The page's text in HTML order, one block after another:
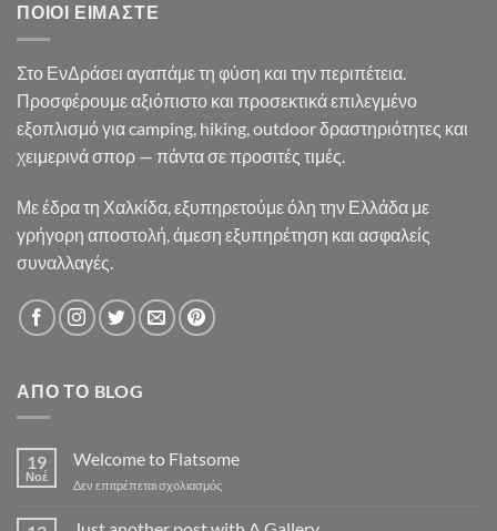
ΠΟΙΟΙ ΕΊΜΑΣΤΕ
Στο ΕνΔράσει αγαπάμε τη φύση και την περιπέτεια.
Προσφέρουμε αξιόπιστο και προσεκτικά επιλεγμένο
εξοπλισμό για camping, hiking, outdoor δραστηριότητες και
χειμερινά σπορ — πάντα σε προσιτές τιμές.
Με έδρα τη Χαλκίδα, εξυπηρετούμε όλη την Ελλάδα με
γρήγορη αποστολή, άμεση εξυπηρέτηση και ασφαλείς
συναλλαγές.
ΑΠΌ ΤΟ BLOG
19
Νοέ
Welcome to Flatsome
Δεν επιτρέπεται σχολιασμόςστο
to